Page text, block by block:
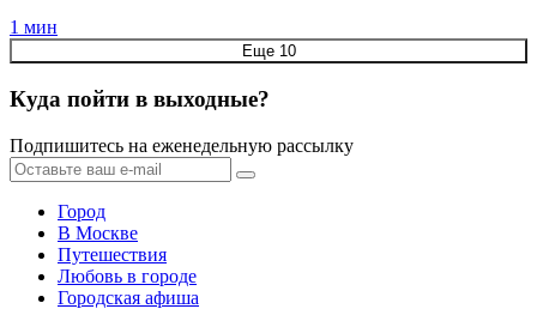
1 мин
Еще 10
Куда пойти в выходные?
Подпишитесь на еженедельную рассылку
Город
В Москве
Путешествия
Любовь в городе
Городская афиша